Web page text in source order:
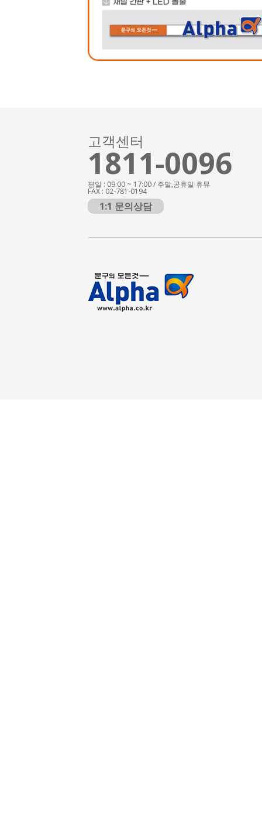
고객센터
1811-0096
평일 : 09:00 ~ 17:00 / 주말,공휴일 휴뮤
FAX : 02-781-0194
1:1 문의상담